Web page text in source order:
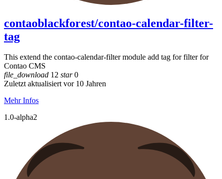
contaoblackforest/contao-calendar-filter-
tag
This extend the contao-calendar-filter module add tag for filter for
Contao CMS
file_download 12 star0
Zuletzt aktualisiert vor 10 Jahren
Mehr Infos
1.0-alpha2